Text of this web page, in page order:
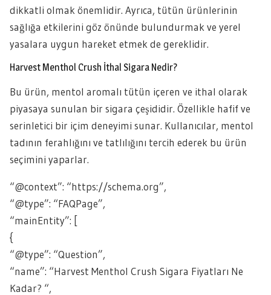
dikkatli olmak önemlidir. Ayrıca, tütün ürünlerinin
sağlığa etkilerini göz önünde bulundurmak ve yerel
yasalara uygun hareket etmek de gereklidir.
Harvest Menthol Crush İthal Sigara Nedir?
Bu ürün, mentol aromalı tütün içeren ve ithal olarak
piyasaya sunulan bir sigara çeşididir. Özellikle hafif ve
serinletici bir içim deneyimi sunar. Kullanıcılar, mentol
tadının ferahlığını ve tatlılığını tercih ederek bu ürün
seçimini yaparlar.
“@context”: “https://schema.org”,
“@type”: “FAQPage”,
“mainEntity”: [
{
“@type”: “Question”,
“name”: “Harvest Menthol Crush Sigara Fiyatları Ne
Kadar? “,